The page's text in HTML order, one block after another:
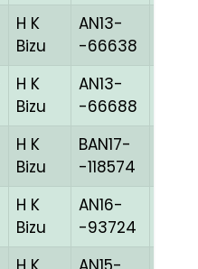
H K
Bizu
AN13-
-66638
H K
Bizu
AN13-
-66688
H K
Bizu
BAN17-
-118574
H K
Bizu
AN16-
-93724